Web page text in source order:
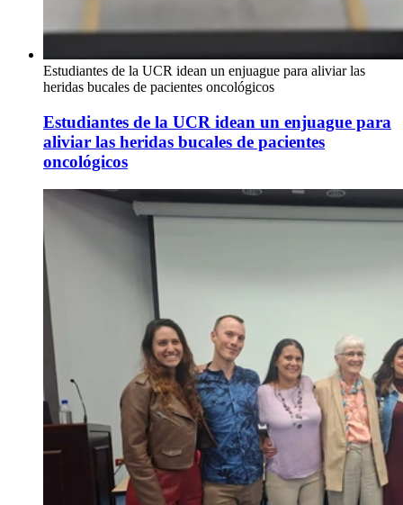
Estudiantes de la UCR idean un enjuague para aliviar las
heridas bucales de pacientes oncológicos
Estudiantes de la UCR idean un enjuague para
aliviar las heridas bucales de pacientes
oncológicos